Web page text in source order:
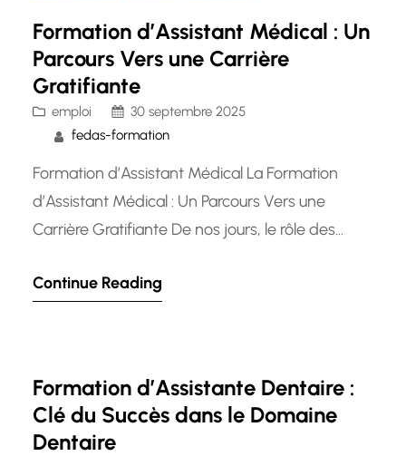
Formation d’Assistant Médical : Un
Parcours Vers une Carrière
Gratifiante
emploi
30 septembre 2025
fedas-formation
Formation d’Assistant Médical La Formation
d’Assistant Médical : Un Parcours Vers une
Carrière Gratifiante De nos jours, le rôle des
dans le domaine de la santé. Ces professionnels
médecins…
Continue Reading
Formation d’Assistante Dentaire :
Clé du Succès dans le Domaine
Dentaire